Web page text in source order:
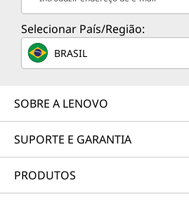
Selecionar País/Região:
BRASIL
SOBRE A LENOVO
SUPORTE E GARANTIA
PRODUTOS